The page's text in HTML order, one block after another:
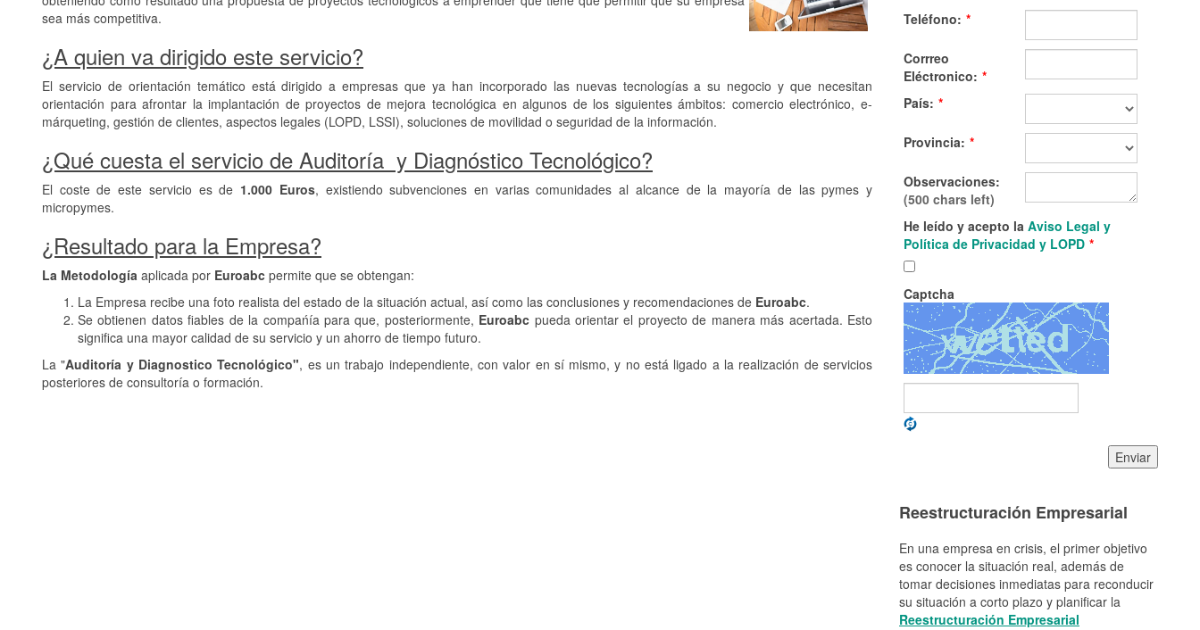
sea más competitiva.
¿A quien va dirigido este servicio?
El servicio de orientación temático está dirigido a empresas que ya han incorporado las nuevas tecnologías a su negocio y que necesitan
orientación para afrontar la implantación de proyectos de mejora tecnológica en algunos de los siguientes ámbitos: comercio electrónico, e-
márqueting, gestión de clientes, aspectos legales (LOPD, LSSI), soluciones de movilidad o seguridad de la información.
¿Qué cuesta el servicio de Auditoría y Diagnóstico Tecnológico?
El coste de este servicio es de 1.000 Euros, existiendo subvenciones en varias comunidades al alcance de la mayoría de las pymes y
micropymes.
¿Resultado para la Empresa?
La Metodología aplicada por Euroabc permite que se obtengan:
La Empresa recibe una foto realista del estado de la situación actual, así como las conclusiones y recomendaciones de Euroabc.
Se obtienen datos fiables de la compańía para que, posteriormente, Euroabc pueda orientar el proyecto de manera más acertada. Esto
significa una mayor calidad de su servicio y un ahorro de tiempo futuro.
La "Auditoría y Diagnostico Tecnológico", es un trabajo independiente, con valor en sí mismo, y no está ligado a la realización de servicios
posteriores de consultoría o formación.
Teléfono: *
Corrreo
Eléctronico: *
País: *
Provincia: *
Observaciones:
(500 chars left)
He leído y acepto la Aviso Legal y
Política de Privacidad y LOPD *
Captcha
Enviar
Reestructuración Empresarial
En una empresa en crisis, el primer objetivo
es conocer la situación real, además de
tomar decisiones inmediatas para reconducir
su situación a corto plazo y planificar la
Reestructuración Empresarial